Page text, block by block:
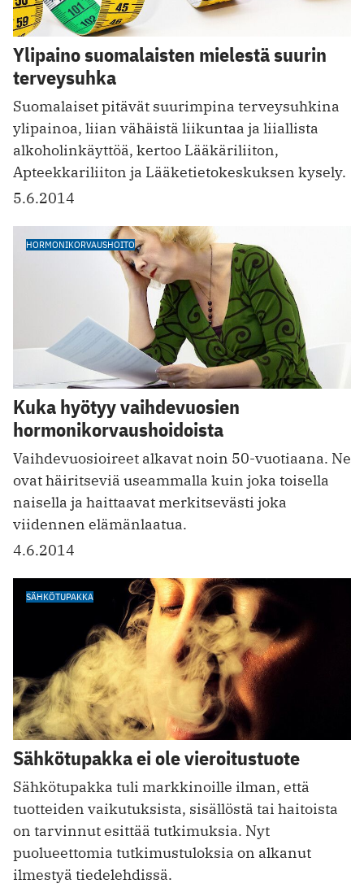
Ylipaino suomalaisten mielestä suurin
terveysuhka
Suomalaiset pitävät suurimpina terveysuhkina
ylipainoa, liian vähäistä liikuntaa ja liiallista
alkoholinkäyttöä, kertoo Lääkäriliiton,
Apteekkariliiton ja Lääketietokeskuksen kysely.
5.6.2014
HORMONIKORVAUSHOITO
Kuka hyötyy vaihdevuosien
hormonikorvaushoidoista
Vaihdevuosioireet alkavat noin 50-vuotiaana. Ne
ovat häiritseviä useammalla kuin joka toisella
naisella ja haittaavat merkitsevästi joka
viidennen elämänlaatua.
4.6.2014
SÄHKÖTUPAKKA
Sähkötupakka ei ole vieroitustuote
Sähkötupakka tuli markkinoille ilman, että
tuotteiden vaikutuksista, sisällöstä tai haitoista
on tarvinnut esittää tutkimuksia. Nyt
puolueettomia tutkimustuloksia on alkanut
ilmestyä tiedelehdissä.